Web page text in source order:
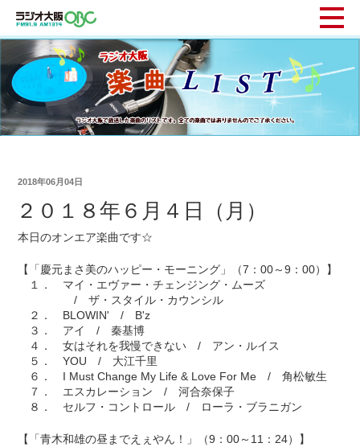
2018年06月04日
２０１８年６月４日（月）
本日のオンエア楽曲です☆
【「慶元まさ美のハッピー・モーニング」（7：00～9：00）】
１． マイ・エヴァー・チェンジング・ムーズ
/ ザ・スタイル・カウンシル
２． BLOWIN' / B'z
３． アイ / 秦基博
４． 女はそれを我慢できない / アン・ルイス
５． YOU / 大江千里
６． I Must Change My Life & Love For Me / 角松敏生
７． エスカレーション / 河合奈保子
８． セルフ・コントロール / ローラ・ブラニガン
【「青木和雄の昼までえぇやん！」（9：00～11：24）】